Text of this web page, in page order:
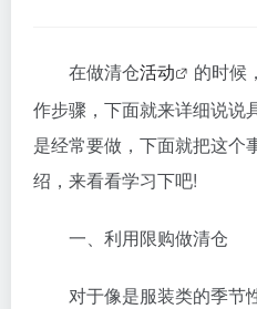
在做清仓活动
的时候
作步骤，下面就来详细说说
是经常要做，下面就把这个
绍，来看看学习下吧!
一、利用限购做清仓
对于像是服装类的季节